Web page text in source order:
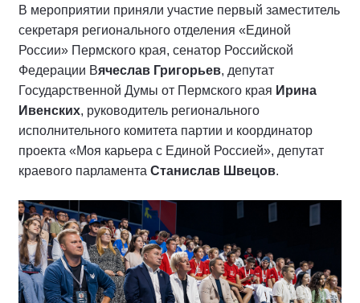
В мероприятии приняли участие первый заместитель
секретаря регионального отделения «Единой
России» Пермского края, сенатор Российской
Федерации Вячеслав Григорьев, депутат
Государственной Думы от Пермского края Ирина
Ивенских, руководитель регионального
исполнительного комитета партии и координатор
проекта «Моя карьера с Единой Россией», депутат
краевого парламента Станислав Швецов.